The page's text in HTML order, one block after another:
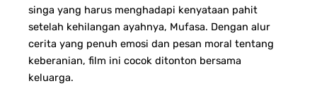
singa yang harus menghadapi kenyataan pahit
setelah kehilangan ayahnya, Mufasa. Dengan alur
cerita yang penuh emosi dan pesan moral tentang
keberanian, film ini cocok ditonton bersama
keluarga.